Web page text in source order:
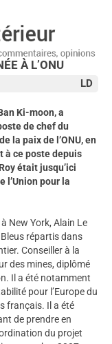
À L’ONU
LD
Ki-moon, a
de chef du
la paix de l’ONU, en
à ce poste depuis
était jusqu’ici
l’Union pour la
New York, Alain Le
répartis dans
Conseiller à la
des mines, diplômé
Il a été notamment
pour l’Europe du
français. Il a été
de prendre en
du projet